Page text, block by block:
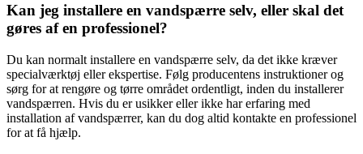
Kan jeg installere en vandspærre selv, eller skal det
gøres af en professionel?
Du kan normalt installere en vandspærre selv, da det ikke kræver
specialværktøj eller ekspertise. Følg producentens instruktioner og
sørg for at rengøre og tørre området ordentligt, inden du installerer
vandspærren. Hvis du er usikker eller ikke har erfaring med
installation af vandspærrer, kan du dog altid kontakte en professionel
for at få hjælp.